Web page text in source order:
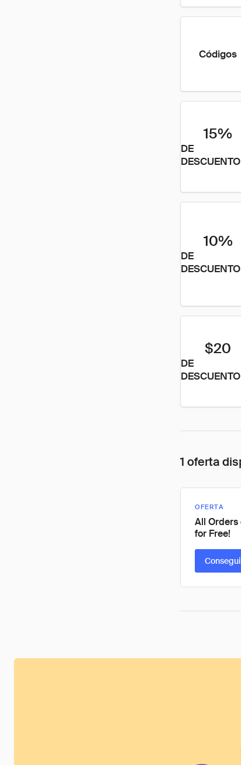
Códigos
15%
DE
DESCUENTO
10%
DE
DESCUENTO
$20
DE
DESCUENTO
1 oferta
OFERTA
All
for Free!